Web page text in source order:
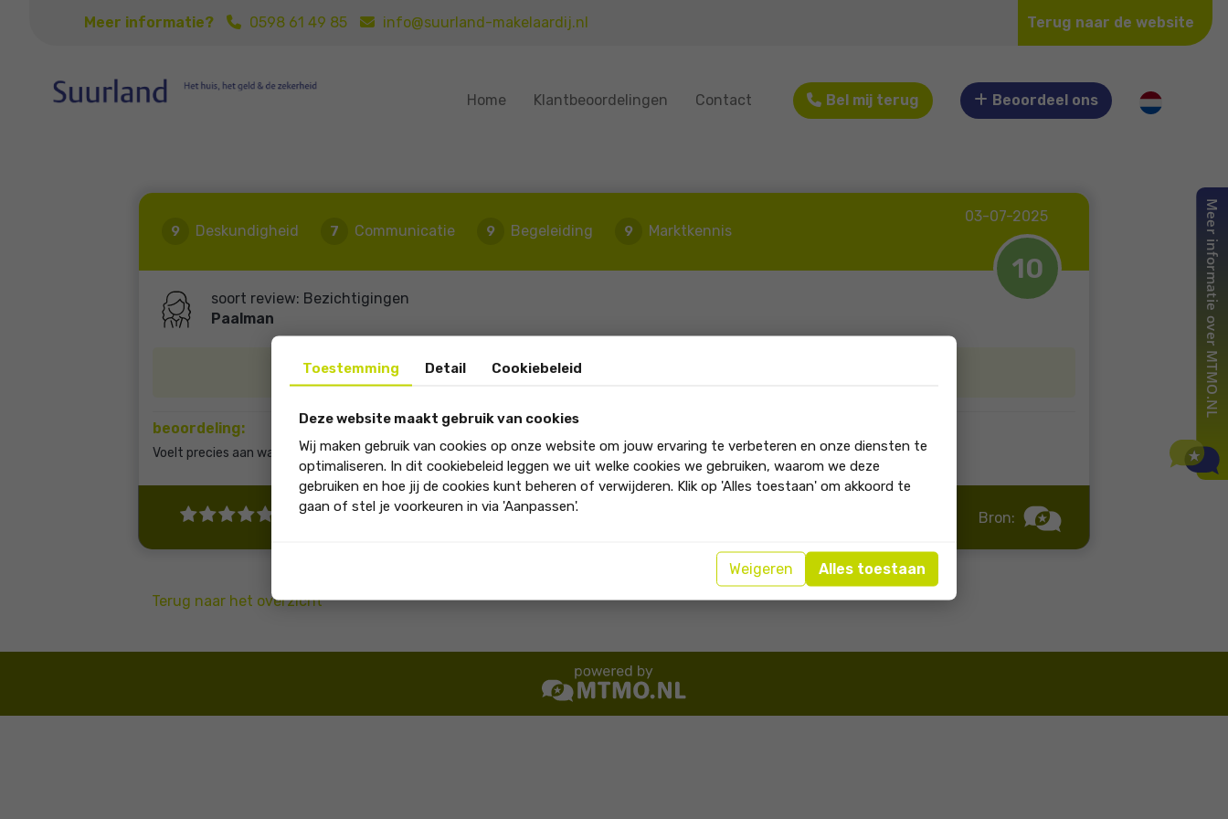
Meer informatie? 0598 61 49 85 info@suurland-makelaardij.nl Terug naar de website
Home Klantbeoordelingen Contact Bel mij terug Beoordeel ons
03-07-2025
10
9 Deskundigheid 7 Communicatie 9 Begeleiding 9 Marktkennis
soort review: Bezichtigingen
Paalman
Prima samenwerking.
beoordeling:
Voelt precies aan wat klant wil.
"Ja, ik beveel dit bedrijf aan" Bron:
Terug naar het overzicht
Toestemming Detail Cookiebeleid
Deze website maakt gebruik van cookies
Wij maken gebruik van cookies op onze website om jouw ervaring te verbeteren en onze diensten te
optimaliseren. In dit cookiebeleid leggen we uit welke cookies we gebruiken, waarom we deze
gebruiken en hoe jij de cookies kunt beheren of verwijderen. Klik op 'Alles toestaan' om akkoord te
gaan of stel je voorkeuren in via 'Aanpassen'.
Weigeren Alles toestaan